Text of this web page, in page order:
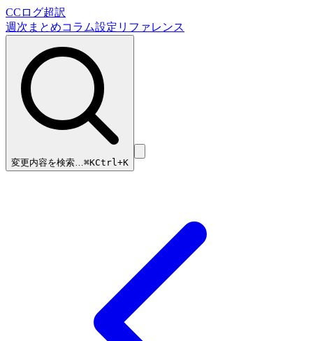
CCログ超訳
週次まとめコラム設定リファレンス
変更内容を検索…⌘KCtrl+K